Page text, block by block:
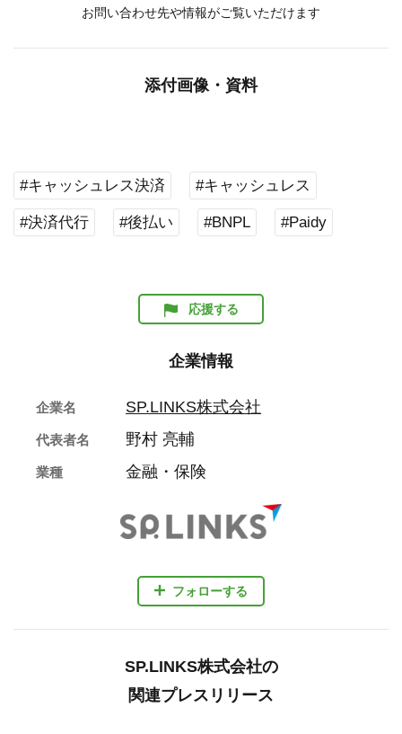
お問い合わせ先や情報がご覧いただけます
添付画像・資料
#キャッシュレス決済 #キャッシュレス
#決済代行 #後払い #BNPL #Paidy
応援する
企業情報
フォローする
企業名 SP.LINKS株式会社
代表者名 野村 亮輔
業種 金融・保険
SP.LINKS株式会社の
関連プレスリリース